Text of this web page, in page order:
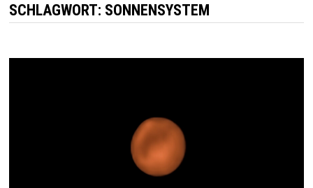
SCHLAGWORT: SONNENSYSTEM